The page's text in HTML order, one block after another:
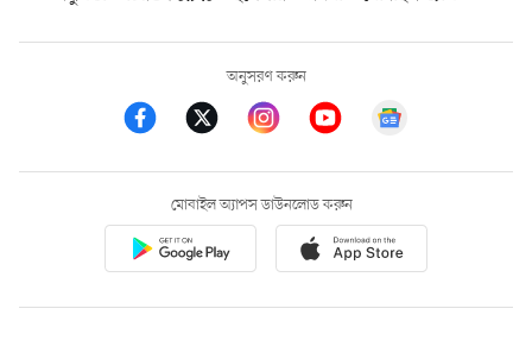
অনুসরণ করুন
মোবাইল অ্যাপস ডাউনলোড করুন